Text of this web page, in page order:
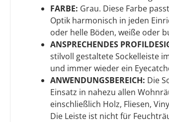
FARBE: Grau. Diese Farbe
Optik harmonisch in jeden
oder helle Böden, weiße oder
ANSPRECHENDES
stilvoll gestaltete Sockelleiste
und immer wieder ein
ANWENDUNGSBEREICH: Die
Einsatz in nahezu allen
einschließlich Holz, Fliesen,
Die Leiste ist nicht für